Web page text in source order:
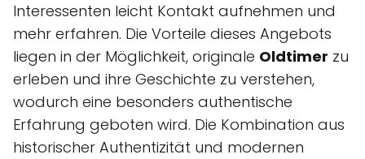
Interessenten leicht Kontakt aufnehmen und
mehr erfahren. Die Vorteile dieses Angebots
liegen in der Möglichkeit, originale Oldtimer zu
erleben und ihre Geschichte zu verstehen,
wodurch eine besonders authentische
Erfahrung geboten wird. Die Kombination aus
historischer Authentizität und modernen